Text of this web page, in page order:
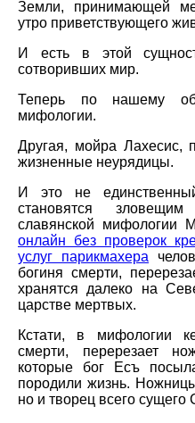
Земли, принимающей
утро приветствующего
И есть в этой
сотворивших мир.
Теперь по нашему
мифологии.
Другая, мойра Лахесис,
жизненные неурядицы.
И это не
становятся
славянской мифологии
онлайн без проверок
услуг парикмахера
богиня смерти,
хранятся далеко на
царстве мертвых.
Кстати, в мифологии
смерти, перерезает
которые бог Есъ
породили жизнь.
но и творец всего сущего